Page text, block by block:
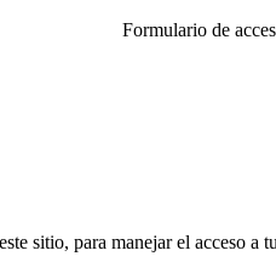
Formulario de
sitio, para manejar el acceso a